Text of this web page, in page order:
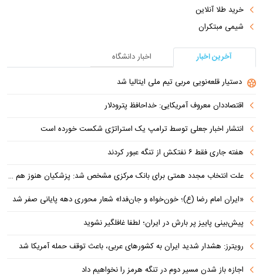
خرید طلا آنلاین
شیمی مبتکران
آخرین اخبار
اخبار دانشگاه
دستیار قلعه‌نویی مربی تیم ملی ایتالیا شد
اقتصاددان معروف آمریکایی: خداحافظ پترودلار
انتشار اخبار جعلی توسط ترامپ یک استراتژی شکست خورده است
هفته جاری فقط ۶ نفتکش از تنگه عبور کردند
علت انتخاب مجدد همتی برای بانک مرکزی مشخص شد: پزشکیان هنوز هم متوجه نشده است چرا همتی استیضاح شد!
«ایران امام رضا (ع)؛ خون‌خواه و جان‌فدا» شعار محوری دهه پایانی صفر شد
پیش‌بینی پاییز پر بارش در ایران؛ لطفا غافلگیر نشوید
رویترز: هشدار شدید ایران به کشورهای عربی، باعث توقف حمله آمریکا شد
اجازه باز شدن مسیر دوم در تنگه هرمز را نخواهیم داد